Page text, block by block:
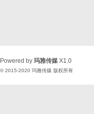
Powered by 玛雅传媒 X1.0
© 2015-2020 玛雅传媒 版权所有